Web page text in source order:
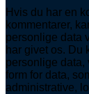
Hvis du har en
kommentarer,
personlige data
har givet os. Du
personlige data,
form for data,
administrative,